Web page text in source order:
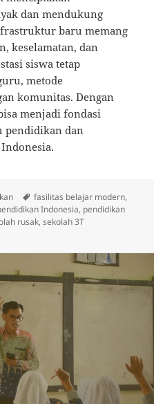
dan mendukung
baru memang
keselamatan, dan
siswa tetap
metode
komunitas. Dengan
menjadi fondasi
pendidikan dan
Tags
fasilitas belajar modern,
Indonesia, pendidikan
rusak,sekolah 3T
Sekolah Rusak Dimulai: